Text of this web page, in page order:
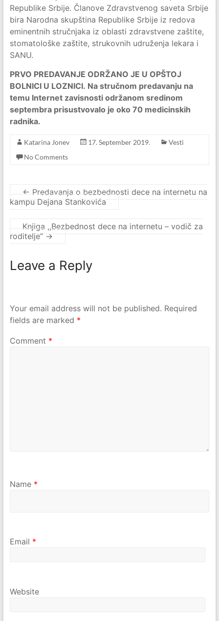
Republike Srbije. Članove Zdravstvenog saveta Srbije
bira Narodna skupština Republike Srbije iz redova
eminentnih stručnjaka iz oblasti zdravstvene zaštite,
stomatološke zaštite, strukovnih udruženja lekara i
SANU.
PRVO PREDAVANJE ODRŽANO JE U OPŠTOJ
BOLNICI U LOZNICI. Na stručnom predavanju na
temu Internet zavisnosti održanom sredinom
septembra prisustvovalo je oko 70 medicinskih
radnika.
Katarina Jonev 17. September 2019.
Vesti
No Comments
← Predavanja o bezbednosti dece na internetu na
kampu Dejana Stankovića
Knjiga ,,Bezbednost dece na internetu – vodič za
roditelje” →
Leave a Reply
Your email address will not be published. Required
fields are marked *
Comment *
Name *
Email *
Website